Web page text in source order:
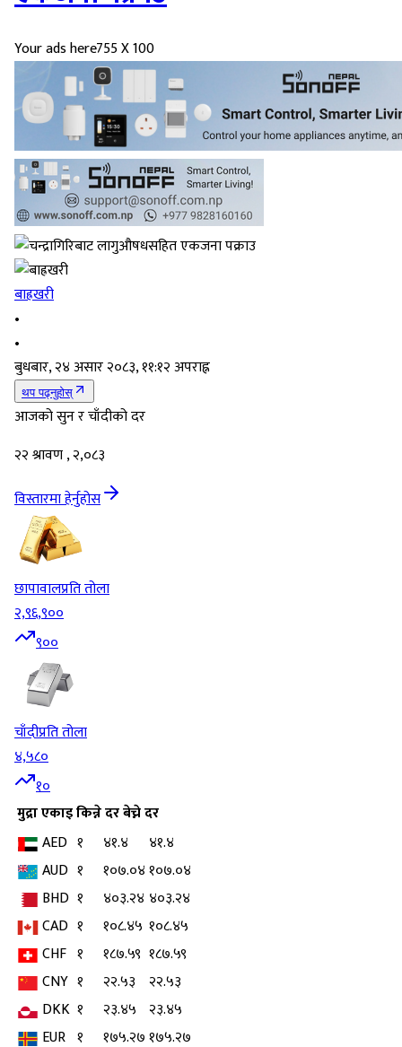
Your ads here755 X 100
बाह्रखरी
•
•
बुधबार, २४ असार २०८३, ११:१२ अपराह्न
थप पढ्नुहोस्
आजको सुन र चाँदीको दर
२२ श्रावण , २,०८३
विस्तारमा हेर्नुहोस
छापावालप्रति तोला
२,९६,९००
९००
चाँदीप्रति तोला
४,५८०
१०
मुद्राएकाइकिन्ने दरबेच्ने दर
AED १ ४१.४
४१.४
AUD १ १०७.०४१०७.०४
BHD १ ४०३.२४ ४०३.२४
CAD १ १०८.४५ १०८.४५
CHF १ १८७.५९ १८७.५९
CNY १ २२.५३
२२.५३
DKK १ २३.४५ २३.४५
EUR १ १७५.२७१७५.२७